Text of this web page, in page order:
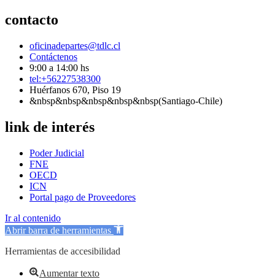
contacto
oficinadepartes@tdlc.cl
Contáctenos
9:00 a 14:00 hs
tel:+56227538300
Huérfanos 670, Piso 19
&nbsp&nbsp&nbsp&nbsp&nbsp(Santiago-Chile)
link de interés
Poder Judicial
FNE
OECD
ICN
Portal pago de Proveedores
Ir al contenido
Abrir barra de herramientas
Herramientas de accesibilidad
Aumentar texto